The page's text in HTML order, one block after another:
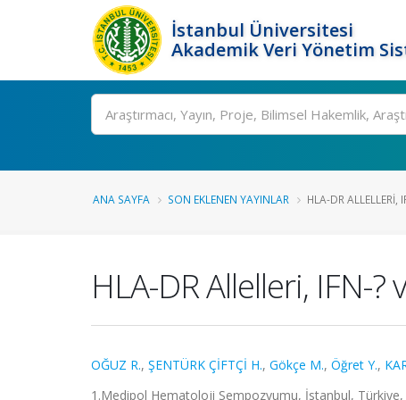
İstanbul Üniversitesi
Akademik Veri Yönetim
Ara
ANA SAYFA SON EKLENEN YAYINLAR HLA-DR ALLELLERI,
HLA-DR Allelleri, IFN-
OĞUZ R., ŞENTÜRK ÇİFTÇİ H., Gökçe M., Öğret Y.,
1.Medipol Hematoloji Sempozyumu, İstanbul,